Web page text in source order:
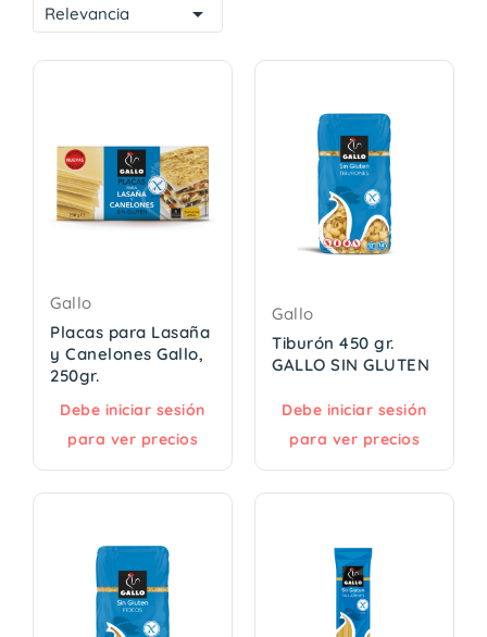
Relevancia 
Gallo
Placas para Lasaña
y Canelones Gallo,
250gr.
Debe iniciar sesión
para ver precios
Gallo
Tiburón 450 gr.
GALLO SIN GLUTEN
Debe iniciar sesión
para ver precios